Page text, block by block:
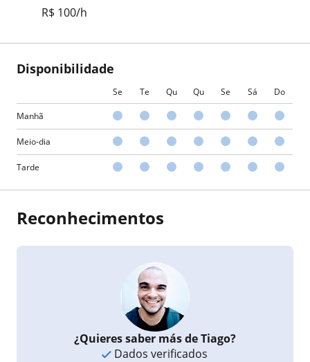
R$ 100/h
Disponibilidade
Se Te Qu Qu Se Sá Do
Manhã
Meio-dia
Tarde
Reconhecimentos
¿Quieres saber más de Tiago?
Dados verificados